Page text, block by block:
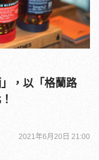
，以「格蘭路
2021年6月20日 21:00